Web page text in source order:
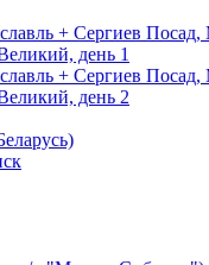
+ Сергиев Посад,
день 1
+ Сергиев Посад,
день 2